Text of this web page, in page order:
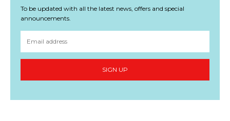
To be updated with all the latest news, offers and special
announcements.
SIGN UP